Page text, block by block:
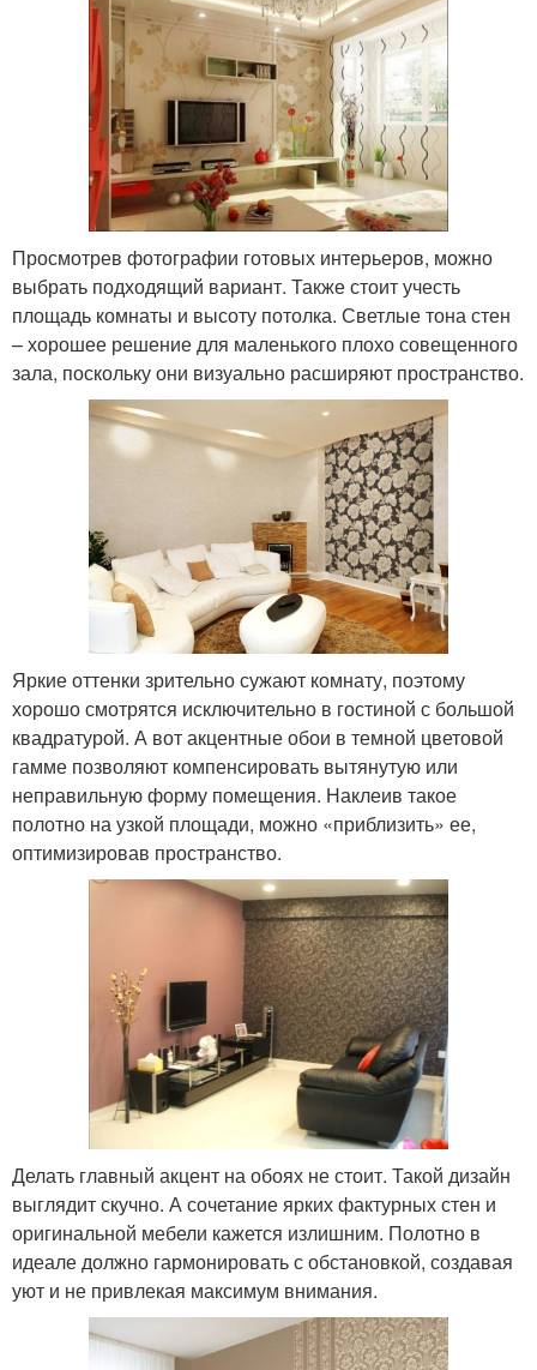
Просмотрев фотографии готовых интерьеров, можно
выбрать подходящий вариант. Также стоит учесть
площадь комнаты и высоту потолка. Светлые тона стен
– хорошее решение для маленького плохо совещенного
зала, поскольку они визуально расширяют пространство.
Яркие оттенки зрительно сужают комнату, поэтому
хорошо смотрятся исключительно в гостиной с большой
квадратурой. А вот акцентные обои в темной цветовой
гамме позволяют компенсировать вытянутую или
неправильную форму помещения. Наклеив такое
полотно на узкой площади, можно «приблизить» ее,
оптимизировав пространство.
Делать главный акцент на обоях не стоит. Такой дизайн
выглядит скучно. А сочетание ярких фактурных стен и
оригинальной мебели кажется излишним. Полотно в
идеале должно гармонировать с обстановкой, создавая
уют и не привлекая максимум внимания.